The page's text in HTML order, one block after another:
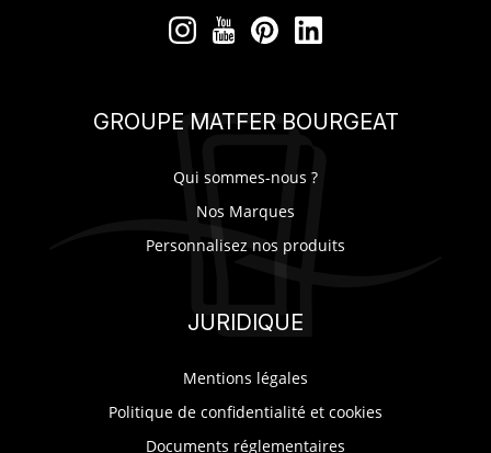
GROUPE MATFER BOURGEAT
Qui sommes-nous ?
Nos Marques
Personnalisez nos produits
JURIDIQUE
Mentions légales
Politique de confidentialité et cookies
Documents réglementaires